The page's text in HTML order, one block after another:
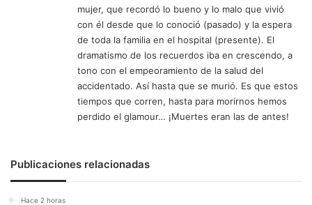
mujer, que recordó lo bueno y lo malo que vivió
con él desde que lo conoció (pasado) y la espera
de toda la familia en el hospital (presente). El
dramatismo de los recuerdos iba en crescendo, a
tono con el empeoramiento de la salud del
accidentado. Así hasta que se murió. Es que estos
tiempos que corren, hasta para morirnos hemos
perdido el glamour… ¡Muertes eran las de antes!
Publicaciones relacionadas
Hace 2 horas